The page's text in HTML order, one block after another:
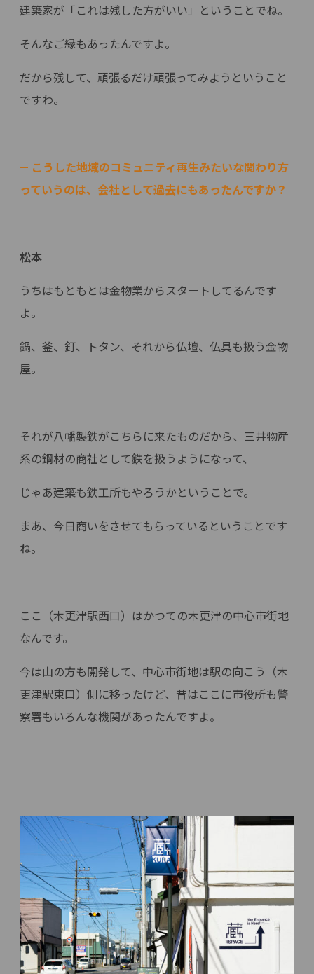
建築家が「これは残した方がいい」ということでね。
そんなご縁もあったんですよ。
だから残して、頑張るだけ頑張ってみようということ
ですわ。
— こうした地域のコミュニティ再生みたいな関わり方
っていうのは、会社として過去にもあったんですか？
松本
うちはもともとは金物業からスタートしてるんです
よ。
鍋、釜、釘、トタン、それから仏壇、仏具も扱う金物
屋。
それが八幡製鉄がこちらに来たものだから、三井物産
系の鋼材の商社として鉄を扱うようになって、
じゃあ建築も鉄工所もやろうかということで。
まあ、今日商いをさせてもらっているということです
ね。
ここ（木更津駅西口）はかつての木更津の中心市街地
なんです。
今は山の方も開発して、中心市街地は駅の向こう（木
更津駅東口）側に移ったけど、昔はここに市役所も警
察署もいろんな機関があったんですよ。